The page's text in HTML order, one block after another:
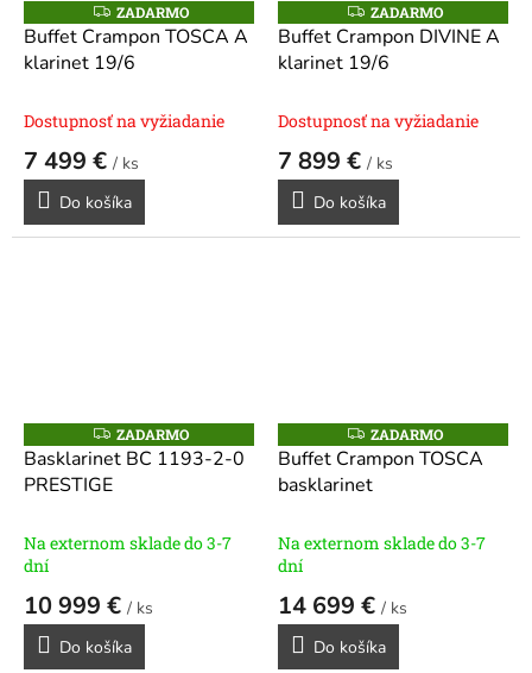
Z
A
D
A
O
ZADARMO
Buffet Crampon TOSCA A
klarinet 19/6
Dostupnosť na vyžiadanie
7 499 € / ks
Do košíka
Z
A
D
A
O
ZADARMO
Buffet Crampon DIVINE A
klarinet 19/6
Dostupnosť na vyžiadanie
7 899 € / ks
Do košíka
Z
A
D
A
ZADARMO
Basklarinet BC 1193-2-0
PRESTIGE
Na externom sklade do 3-7
dní
10 999 € / ks
Do košíka
Z
A
D
A
ZADARMO
Buffet Crampon TOSCA
basklarinet
Na externom sklade do 3-7
dní
14 699 € / ks
Do košíka